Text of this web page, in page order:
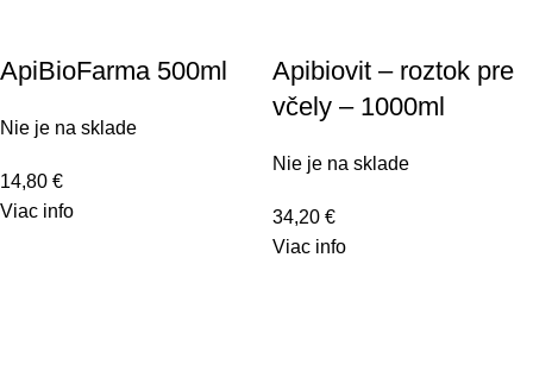
ApiBioFarma 500ml
Nie je na sklade
14,80 €
Viac info
Apibiovit – roztok pre
včely – 1000ml
Nie je na sklade
34,20 €
Viac info